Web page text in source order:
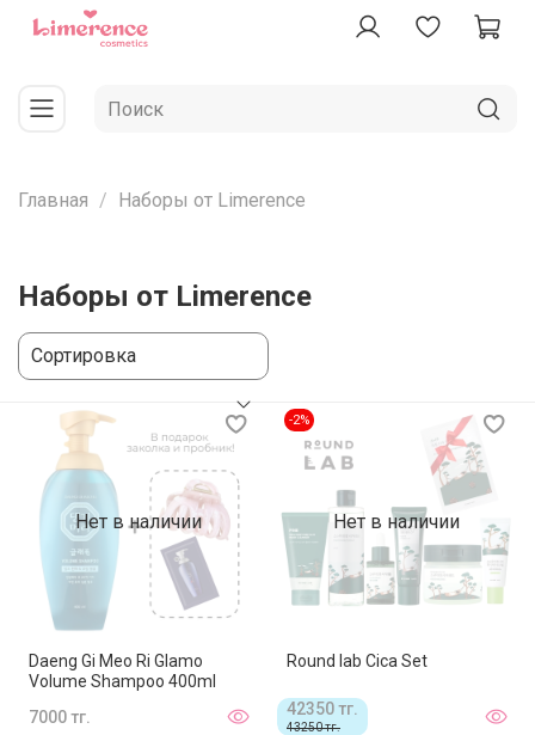
Главная Наборы от Limerence
Наборы от Limerence
Нет в наличии
Daeng Gi Meo Ri Glamo
Volume Shampoo 400ml
7000 тг.
Нет в наличии
-2%
Round lab Cica Set
42350 тг.
43250 тг.